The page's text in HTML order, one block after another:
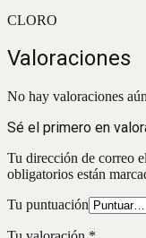
CLORO
Valoraciones
No hay valoraciones
Sé el primero en
Tu dirección de correo
obligatorios están
Tu puntuación